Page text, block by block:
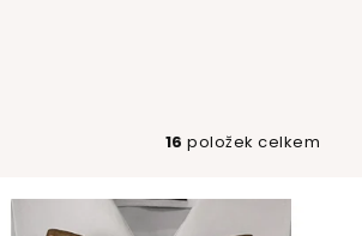
16 položek celkem